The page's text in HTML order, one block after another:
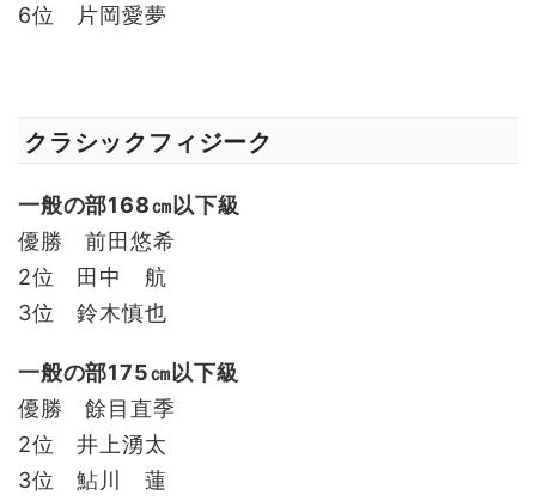
6位 片岡愛夢
クラシックフィジーク
一般の部168㎝以下級
優勝 前田悠希
2位 田中 航
3位 鈴木慎也
一般の部175㎝以下級
優勝 餘目直季
2位 井上湧太
3位 鮎川 蓮